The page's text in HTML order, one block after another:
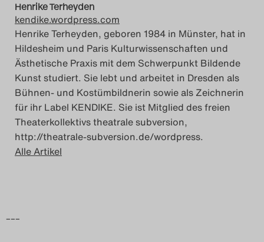
Henrike Terheyden
kendike.wordpress.com
Henrike Terheyden, geboren 1984 in Münster, hat in
Hildesheim und Paris Kulturwissenschaften und
Ästhetische Praxis mit dem Schwerpunkt Bildende
Kunst studiert. Sie lebt und arbeitet in Dresden als
Bühnen- und Kostümbildnerin sowie als Zeichnerin
für ihr Label KENDIKE. Sie ist Mitglied des freien
Theaterkollektivs theatrale subversion,
http://theatrale-subversion.de/wordpress.
Alle Artikel
–––